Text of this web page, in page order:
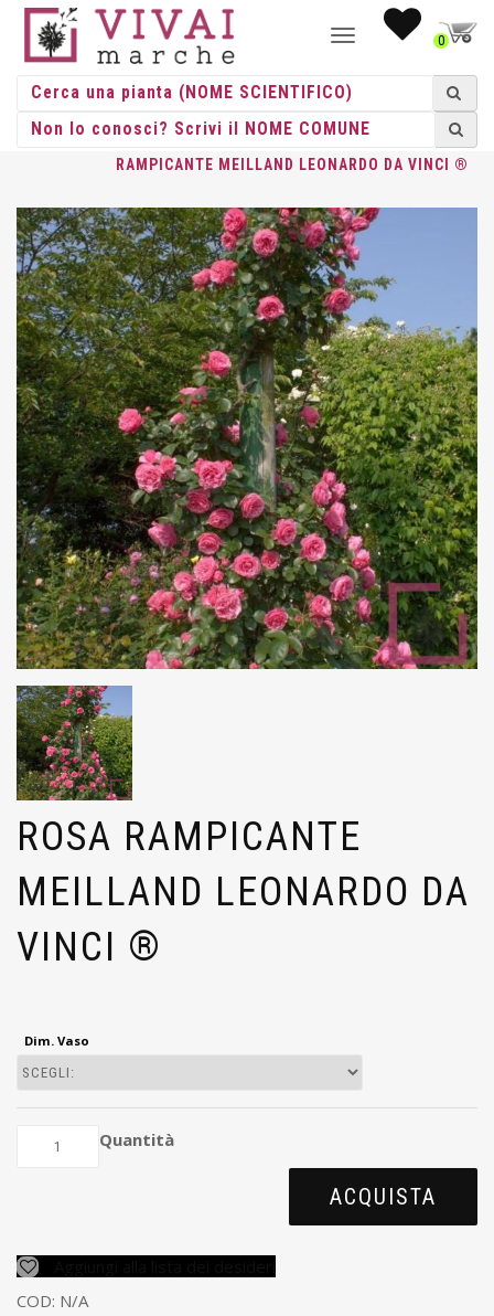
NAVIGAZIONE0
HOME/ROSE/ROSE RAMPICANTI /MEILLAND / ROSA
RAMPICANTE MEILLAND LEONARDO DA VINCI ®
ROSA RAMPICANTE
MEILLAND LEONARDO DA
VINCI ®
Dim. Vaso
Quantità
ACQUISTA
COD: N/A